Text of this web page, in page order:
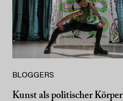
BLOGGERS
Kunst als politischer Körper